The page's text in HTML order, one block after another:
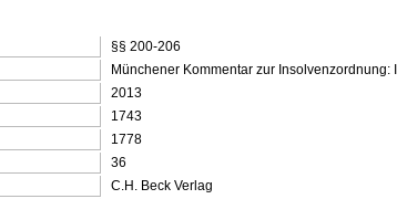
§§ 200-206
Münchener Kommentar zur Insolvenzordnung:
2013
1743
1778
36
C.H. Beck Verlag